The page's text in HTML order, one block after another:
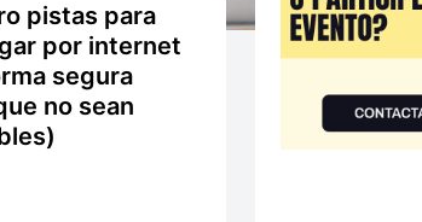
pistas para
por internet
segura
no sean